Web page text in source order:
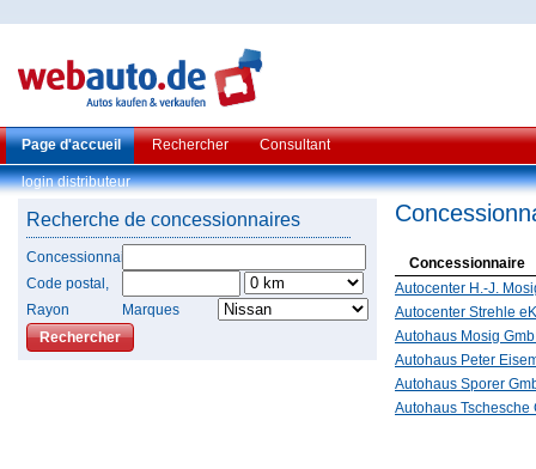
Page d'accueil Rechercher Consultant
login distributeur
Recherche de concessionnaires
Concessionnaire
Code postal,
Rayon
Marques
Concessionnaire
Autocenter H.-J.
Autocenter Strehle
Autohaus Mosig
Autohaus Peter
Autohaus Sporer
Autohaus Tschesche